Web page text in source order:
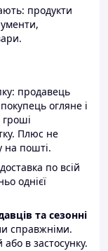
продукти
продавець
огляне і
Плюс не
на пошті.
по всій
однієї
та сезонні
справжніми.
в застосунку.